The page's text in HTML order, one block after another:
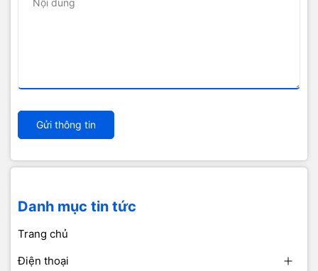
Gửi thông tin
Danh mục tin tức
Trang chủ
Điện thoại